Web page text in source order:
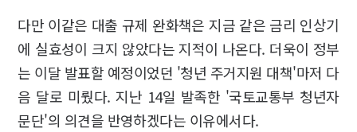
다만 이같은 대출 규제 완화책은 지금 같은 금리 인상기
에 실효성이 크지 않았다는 지적이 나온다. 더욱이 정부
는 이달 발표할 예정이었던 '청년 주거지원 대책'마저 다
음 달로 미뤘다. 지난 14일 발족한 '국토교통부 청년자
문단'의 의견을 반영하겠다는 이유에서다.